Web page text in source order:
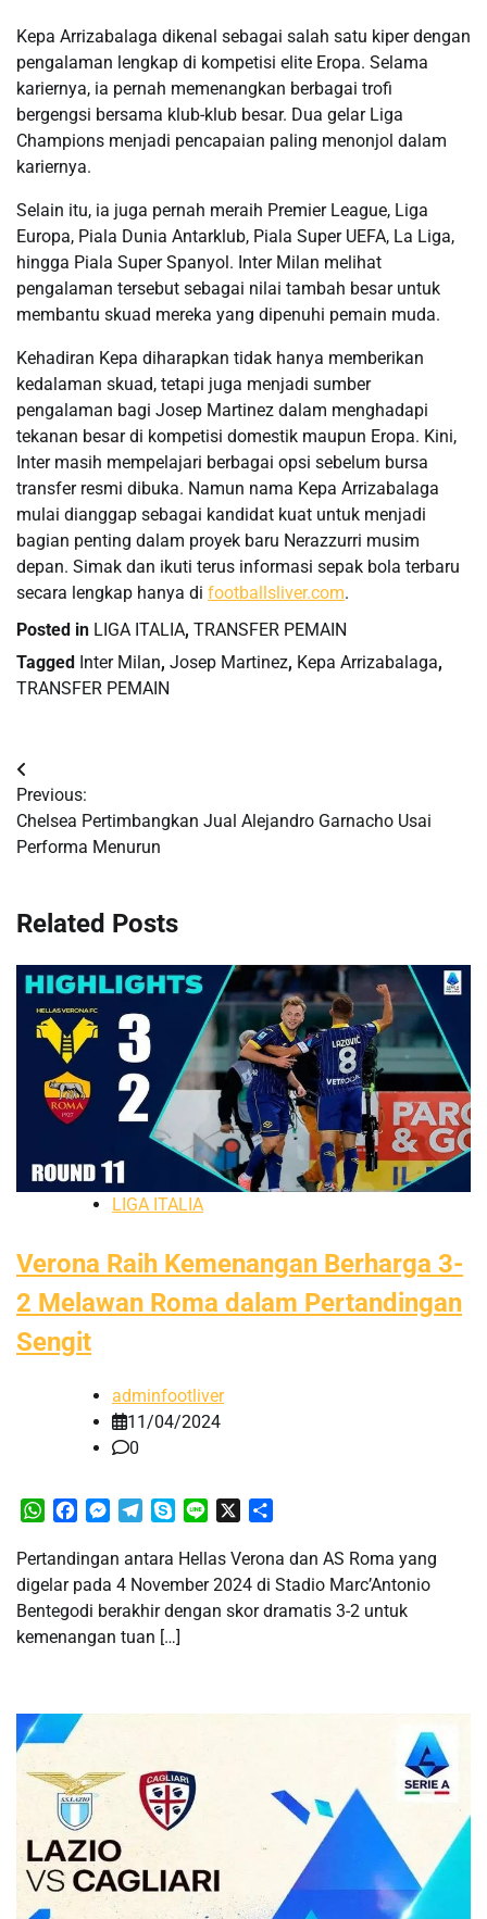
Kepa Arrizabalaga dikenal sebagai salah satu kiper dengan
pengalaman lengkap di kompetisi elite Eropa. Selama
kariernya, ia pernah memenangkan berbagai trofi
bergengsi bersama klub-klub besar. Dua gelar Liga
Champions menjadi pencapaian paling menonjol dalam
kariernya.
Selain itu, ia juga pernah meraih Premier League, Liga
Europa, Piala Dunia Antarklub, Piala Super UEFA, La Liga,
hingga Piala Super Spanyol. Inter Milan melihat
pengalaman tersebut sebagai nilai tambah besar untuk
membantu skuad mereka yang dipenuhi pemain muda.
Kehadiran Kepa diharapkan tidak hanya memberikan
kedalaman skuad, tetapi juga menjadi sumber
pengalaman bagi Josep Martinez dalam menghadapi
tekanan besar di kompetisi domestik maupun Eropa. Kini,
Inter masih mempelajari berbagai opsi sebelum bursa
transfer resmi dibuka. Namun nama Kepa Arrizabalaga
mulai dianggap sebagai kandidat kuat untuk menjadi
bagian penting dalam proyek baru Nerazzurri musim
depan. Simak dan ikuti terus informasi sepak bola terbaru
secara lengkap hanya di footballsliver.com.
Posted in LIGA ITALIA, TRANSFER PEMAIN
Tagged
Inter Milan, Josep Martinez, Kepa Arrizabalaga,
TRANSFER PEMAIN
Post
navigation
Previous:
Chelsea Pertimbangkan Jual Alejandro Garnacho Usai
Performa Menurun
Related Posts
LIGA ITALIA
Verona Raih Kemenangan Berharga 3-
2 Melawan Roma dalam Pertandingan
Sengit
adminfootliver
11/04/2024
0
WhatsApp
FacebookMessenger
TelegramSkypeLine
Pertandingan antara Hellas Verona dan AS Roma yang
digelar pada 4 November 2024 di Stadio Marc’Antonio
Bentegodi berakhir dengan skor dramatis 3-2 untuk
kemenangan tuan […]